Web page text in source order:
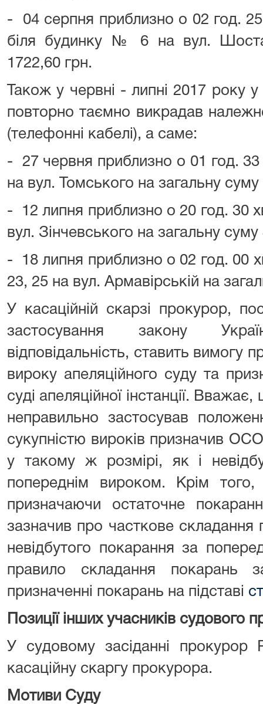
- 04 серпня приблизно о 02 год.
біля будинку № 6 на вул.
1722,60 грн.
Також у червні - липні 2017
повторно таємно викрадав
(телефонні кабелі), а саме:
- 27 червня приблизно о 01 год.
на вул. Томського на загальну
- 12 липня приблизно о 20 год. 30
вул. Зінчевського на загальну
- 18 липня приблизно о 02 год. 00
23, 25 на вул. Армавірській на
У касаційній скарзі прокурор,
застосування закону
відповідальність, ставить вимогу
вироку апеляційного суду та
суді апеляційної інстанції. Вважає,
неправильно застосував
сукупністю вироків призначив
у такому ж розмірі, як і
попереднім вироком. Крім того,
призначаючи остаточне
зазначив про часткове складання
невідбутого покарання за
правило складання покарань
призначенні покарань на підставі
Позиції інших учасників судового
У судовому засіданні
касаційну скаргу прокурора.
Мотиви Суду